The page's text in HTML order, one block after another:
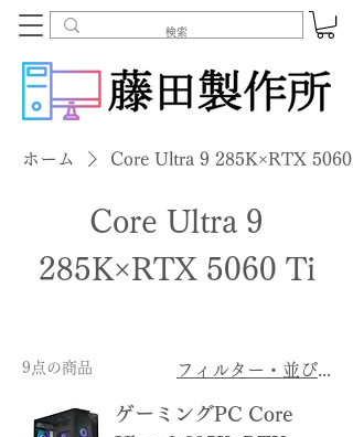
ホーム Core Ultra 9 285K×RTX 5060
Core Ultra 9
285K×RTX 5060 Ti
9点の商品 フィルター・並び替え
ゲーミングPC Core